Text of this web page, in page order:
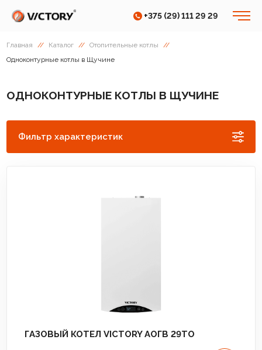
+375 (29) 111 29 29
Главная // Каталог // Отопительные котлы
//
Одноконтурные котлы в Щучине
ОДНОКОНТУРНЫЕ КОТЛЫ В ЩУЧИНЕ
Фильтр характеристик
ГАЗОВЫЙ КОТЕЛ VICTORY АОГВ 29TO